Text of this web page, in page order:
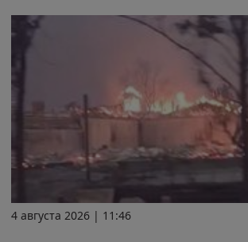
4 августа 2026 | 11:46